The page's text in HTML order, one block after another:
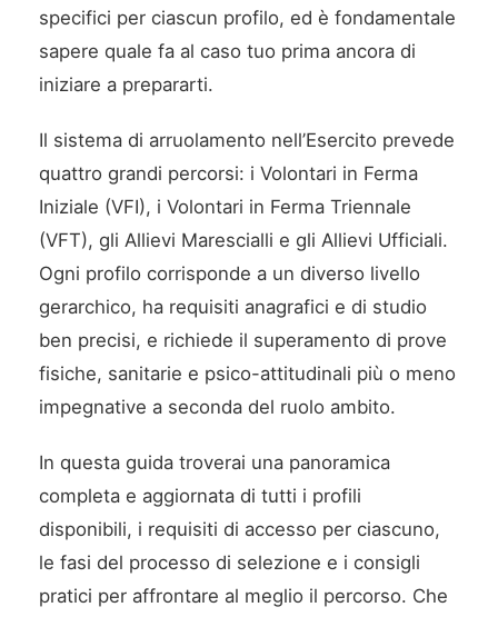
specifici per ciascun profilo, ed è fondamentale
sapere quale fa al caso tuo prima ancora di
iniziare a prepararti.
Il sistema di arruolamento nell’Esercito prevede
quattro grandi percorsi: i Volontari in Ferma
Iniziale (VFI), i Volontari in Ferma Triennale
(VFT), gli Allievi Marescialli e gli Allievi Ufficiali.
Ogni profilo corrisponde a un diverso livello
gerarchico, ha requisiti anagrafici e di studio
ben precisi, e richiede il superamento di prove
fisiche, sanitarie e psico-attitudinali più o meno
impegnative a seconda del ruolo ambito.
In questa guida troverai una panoramica
completa e aggiornata di tutti i profili
disponibili, i requisiti di accesso per ciascuno,
le fasi del processo di selezione e i consigli
pratici per affrontare al meglio il percorso. Che